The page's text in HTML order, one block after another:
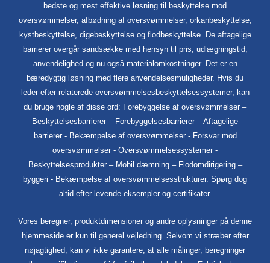
bedste og mest effektive løsning til beskyttelse mod
oversvømmelser, afbødning af oversvømmelser, orkanbeskyttelse,
kystbeskyttelse, digebeskyttelse og flodbeskyttelse. De aftagelige
barrierer overgår sandsække med hensyn til pris, udlægningstid,
anvendelighed og nu også materialomkostninger. Det er en
bæredygtig løsning med flere anvendelsesmuligheder. Hvis du
leder efter relaterede oversvømmelsesbeskyttelsessystemer, kan
du bruge nogle af disse ord: Forebyggelse af oversvømmelser –
Beskyttelsesbarrierer – Forebyggelsesbarrierer – Aftagelige
barrierer - Bekæmpelse af oversvømmelser - Forsvar mod
oversvømmelser - Oversvømmelsessystemer -
Beskyttelsesprodukter – Mobil dæmning – Flodomdirigering –
byggeri - Bekæmpelse af oversvømmelsesstrukturer. Spørg dog
altid efter levende eksempler og certifikater.
Vores beregner, produktdimensioner og andre oplysninger på denne
hjemmeside er kun til generel vejledning. Selvom vi stræber efter
nøjagtighed, kan vi ikke garantere, at alle målinger, beregninger